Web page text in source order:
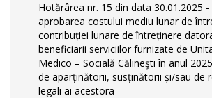
Hotărârea nr. 15 din data 30.01.2025
aprobarea costului mediu lunar de
contribuției lunare de întreținere
beneficiarii serviciilor furnizate de
Medico – Socială Călineşti în anul
de aparținătorii, susținătorii și/sau de
legali ai acestora